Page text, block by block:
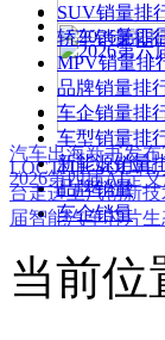
汽车出海新书发布
2026第四届AI定
LOCTITE SOLVE
台走进上汽创新
届智能汽车芯片
SUV销量排
轿车销量排
MPV销量排
品牌销量排
车企销量排
车型销量排
新能源销量
品牌销量
车企销量
当前位